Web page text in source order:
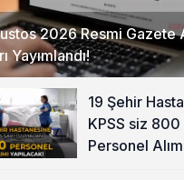
2026 Resmi Gazete
Yayımlandı!
19 Şehir
KPSS siz 800
Personel